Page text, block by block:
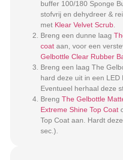
buffer 100/180 Sponge
stofvrij en dehydreer &
met Klear Velvet Scrub
Breng een dunne laag
coat aan, voor een
Gelbottle Clear Rubber
Breng een laag The
hard deze uit in een LED
Eventueel herhaal deze
Breng The Gelbottle
Extreme Shine Top Coat
Top Coat aan. Hardt
sec.).